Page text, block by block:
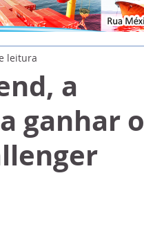
a
ganhar o
leitura